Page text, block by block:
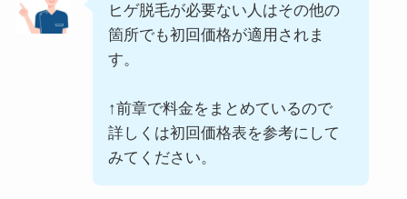
ヒゲ脱毛が必要ない人はその他の
箇所でも初回価格が適用されま
す。
↑前章で料金をまとめているので
詳しくは初回価格表を参考にして
みてください。